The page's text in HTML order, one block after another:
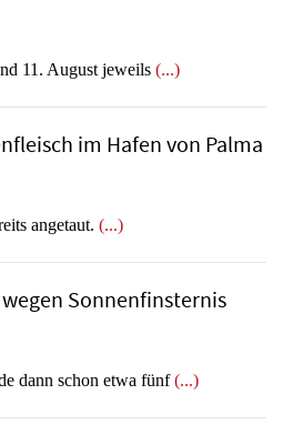
11. August jeweils (...)
im Hafen von Palma
angetaut. (...)
Sonnenfinsternis
dann schon etwa fünf(...)